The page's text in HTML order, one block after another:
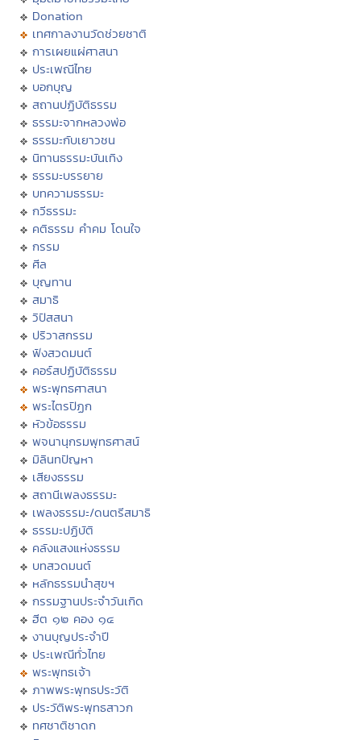
Donation
เทศกาลงานวัดช่วยชาติ
การเผยแผ่ศาสนา
ประเพณีไทย
บอกบุญ
สถานปฏิบัติธรรม
ธรรมะจากหลวงพ่อ
ธรรมะกับเยาวชน
นิทานธรรมะบันเทิง
ธรรมะบรรยาย
บทความธรรมะ
กวีธรรมะ
คติธรรม คำคม โดนใจ
กรรม
ศีล
บุญทาน
สมาธิ
วิปัสสนา
ปริวาสกรรม
ฟังสวดมนต์
คอร์สปฏิบัติธรรม
พระพุทธศาสนา
พระไตรปิฏก
หัวข้อธรรม
พจนานุกรมพุทธศาสน์
มิลินทปัญหา
เสียงธรรม
สถานีเพลงธรรมะ
เพลงธรรมะ/ดนตรีสมาธิ
ธรรมะปฏิบัติ
คลังแสงแห่งธรรม
บทสวดมนต์
หลักธรรมนำสุขฯ
กรรมฐานประจำวันเกิด
ฮีต ๑๒ คอง ๑๔
งานบุญประจำปี
ประเพณีทั่วไทย
พระพุทธเจ้า
ภาพพระพุทธประวัติ
ประวัติพระพุทธสาวก
ทศชาติชาดก